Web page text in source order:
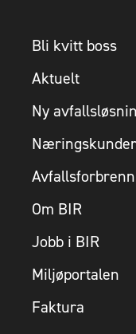
Bli kvitt boss
Aktuelt
Ny
Næringskunder
Om BIR
Jobb i BIR
Miljøportalen
Faktura